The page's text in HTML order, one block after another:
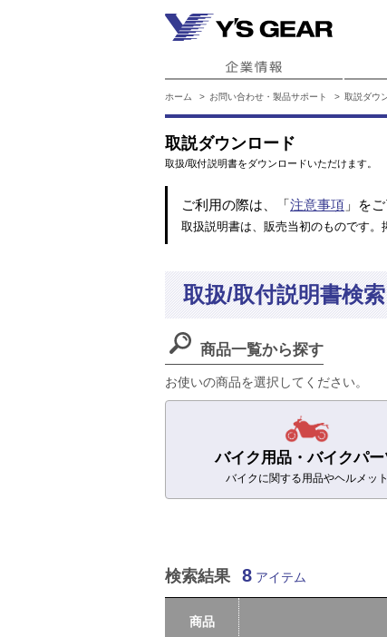
ホーム お問い合わせ・製品サポート 取説ダウ
取説ダウンロード
取扱/取付説明書をダウンロードいただけます。
ご利用の際は、「注意事項 」を
取扱説明書は、販売当初のものです。
取扱/取付説明書検索
商品一覧から探す
お使いの商品を選択してください。
バイク用品・バイクパー
バイクに関する用品やヘルメット
検索結果 8 アイテム
商品